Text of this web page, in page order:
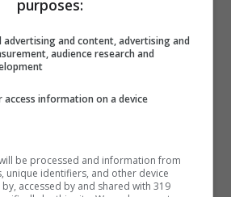
su Facebook
, direttore sanitario
purposes:
advertising and content, advertising and
audience research and
access information on a device
be processed and information from
unique identifiers, and other device
accessed by and shared with 319